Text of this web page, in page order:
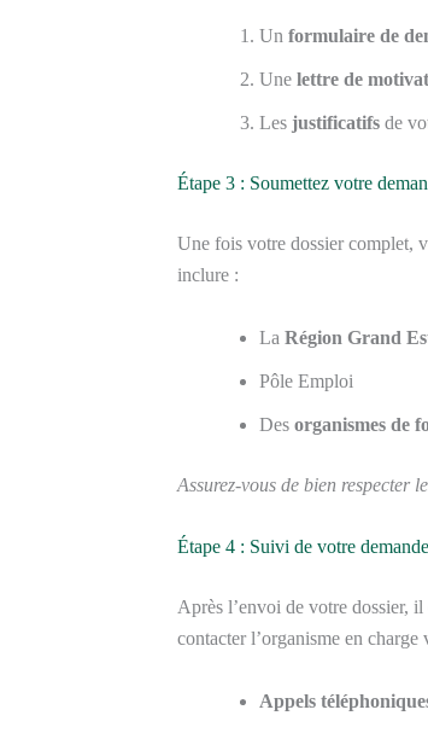
Un formulaire de
Une lettre de
Les justificatifs de
Étape 3 : Soumettez votre
Une fois votre dossier complet,
inclure :
La Région Grand
Pôle Emploi
Des organismes de
Assurez-vous de bien respecter
Étape 4 : Suivi de votre demande
Après l’envoi de votre dossier,
contacter l’organisme en charge
Appels